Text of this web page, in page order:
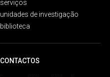
serviços
unidades de investigação
biblioteca
CONTACTOS